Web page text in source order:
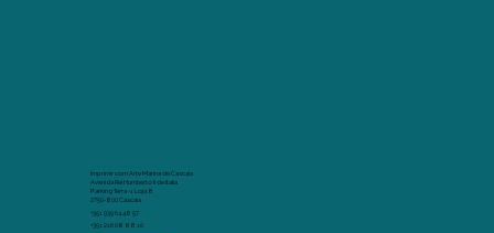
Imprimir com Arte Marina de Cascais
Avenida Rei Humberto II de Italia
Parking Terra -1 Loja 8
2750-800 Cascais
+351 939 64 48 57
+351 216 08 88 10